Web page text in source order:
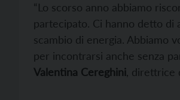
“Lo scorso anno abbiamo
partecipato. Ci hanno detto di
scambio di energia. Abbiamo
per incontrarsi anche senza
Valentina Cereghini ,